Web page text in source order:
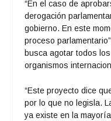
“En el caso de
derogación
gobierno. En este
proceso
busca agotar todos
organismos
“Este proyecto dice
por lo que no legisla.
ya existe en la